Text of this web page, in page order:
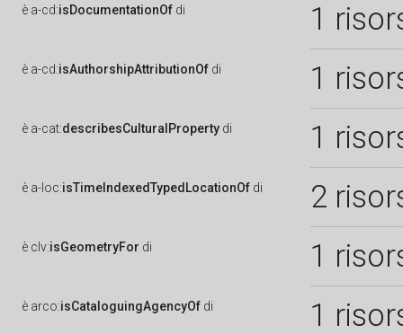
è a-cd:isDocumentationOf di 1
è a-cd:isAuthorshipAttributionOf di 1
è a-cat:describesCulturalProperty di 1
è a-loc:isTimeIndexedTypedLocationOf di 2
è clv:isGeometryFor di 1
è arco:isCataloguingAgencyOf di 1